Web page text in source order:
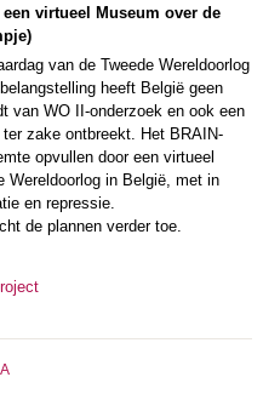
virtueel Museum over de
van de Tweede Wereldoorlog
heeft België geen
van WO II-onderzoek en ook een
zake ontbreekt. Het BRAIN-
opvullen door een virtueel
Wereldoorlog in België, met in
en repressie.
de plannen verder toe.